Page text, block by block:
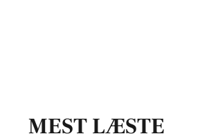
MEST LÆSTE